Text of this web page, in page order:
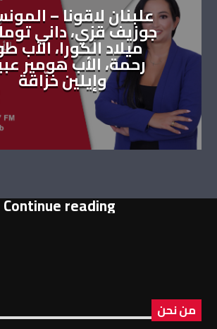
علبنان لاقونا –
جوزيف قزي، داني
ميلاد الكورا، الأب
رحمة، الأب هومير
وإيلين خزّاقة
Continue reading
من نحن